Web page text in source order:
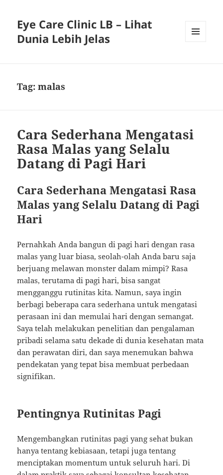
Eye Care Clinic LB – Lihat
Dunia Lebih Jelas
Tag:malas
Cara Sederhana Mengatasi
Rasa Malas yang Selalu
Datang di Pagi Hari
Cara Sederhana Mengatasi Rasa
Malas yang Selalu Datang di Pagi
Hari
Pernahkah Anda bangun di pagi hari dengan rasa
malas yang luar biasa, seolah-olah Anda baru saja
berjuang melawan monster dalam mimpi? Rasa
malas, terutama di pagi hari, bisa sangat
mengganggu rutinitas kita. Namun, saya ingin
berbagi beberapa cara sederhana untuk mengatasi
perasaan ini dan memulai hari dengan semangat.
Saya telah melakukan penelitian dan pengalaman
pribadi selama satu dekade di dunia kesehatan mata
dan perawatan diri, dan saya menemukan bahwa
pendekatan yang tepat bisa membuat perbedaan
signifikan.
Pentingnya Rutinitas Pagi
Mengembangkan rutinitas pagi yang sehat bukan
hanya tentang kebiasaan, tetapi juga tentang
menciptakan momentum untuk seluruh hari. Di